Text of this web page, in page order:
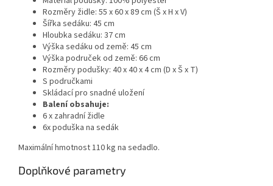
Rozměry židle: 55 x 60 x 89 cm (Š x H x V)
Šířka sedáku: 45 cm
Hloubka sedáku: 37 cm
Výška sedáku od země: 45 cm
Výška područek od země: 66 cm
Rozměry podušky: 40 x 40 x 4 cm (D x Š x T)
S područkami
Skládací pro snadné uložení
Balení obsahuje:
6 x zahradní židle
6x poduška na sedák
Maximální hmotnost 110 kg na sedadlo.
Doplňkové parametry